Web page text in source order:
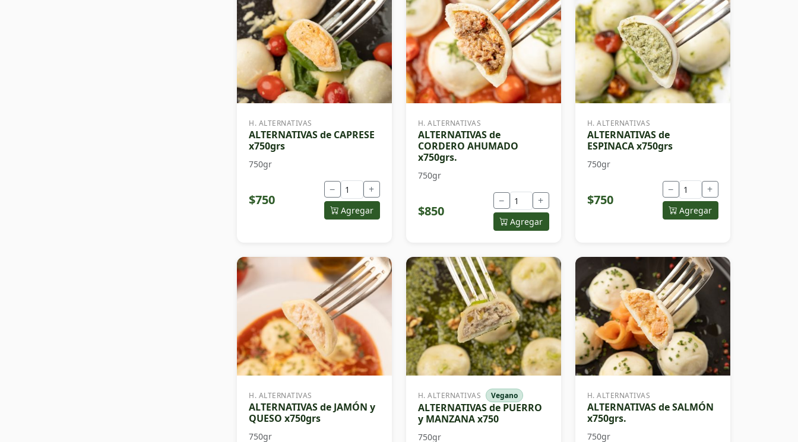
H. ALTERNATIVAS
ALTERNATIVAS de CAPRESE
x750grs
750gr
$750
− +
Agregar
H. ALTERNATIVAS
ALTERNATIVAS de
CORDERO AHUMADO
x750grs.
750gr
$850
− +
Agregar
H. ALTERNATIVAS
ALTERNATIVAS de
ESPINACA x750grs
750gr
$750
− +
Agregar
H. ALTERNATIVAS
ALTERNATIVAS de JAMÓN y
QUESO x750grs
750gr
H. ALTERNATIVAS Vegano
ALTERNATIVAS de PUERRO
y MANZANA x750
750gr
H. ALTERNATIVAS
ALTERNATIVAS de SALMÓN
x750grs.
750gr